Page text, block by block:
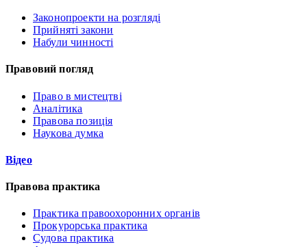
Законопроекти на розгляді
Прийняті закони
Набули чинності
Правовий погляд
Право в мистецтві
Аналітика
Правова позиція
Наукова думка
Відео
Правова практика
Практика правоохоронних органів
Прокурорська практика
Судова практика